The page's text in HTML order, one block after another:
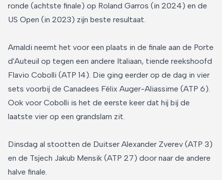
ronde (achtste finale) op Roland Garros (in 2024) en de
US Open (in 2023) zijn beste resultaat.
Arnaldi neemt het voor een plaats in de finale aan de Porte
d'Auteuil op tegen een andere Italiaan, tiende reekshoofd
Flavio Cobolli (ATP 14). Die ging eerder op de dag in vier
sets voorbij de Canadees Félix Auger-Aliassime (ATP 6).
Ook voor Cobolli is het de eerste keer dat hij bij de
laatste vier op een grandslam zit.
Dinsdag al stootten de Duitser Alexander Zverev (ATP 3)
en de Tsjech Jakub Mensik (ATP 27) door naar de andere
halve finale.